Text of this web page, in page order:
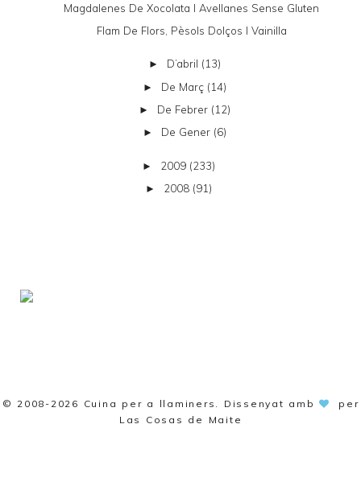
Magdalenes De Xocolata I Avellanes Sense Gluten
Flam De Flors, Pèsols Dolços I Vainilla
► D’abril (13)
► De Març (14)
► De Febrer (12)
► De Gener (6)
► 2009 (233)
► 2008 (91)
© 2008-2026 Cuina per a llaminers . Dissenyat amb
per
Las Cosas de Maite